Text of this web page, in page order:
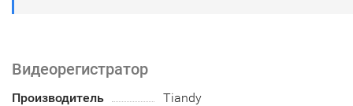
Видеорегистратор
Производитель
Tiandy